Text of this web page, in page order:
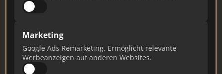
Marketing
Google Ads Remarketing. Ermöglicht relevante
Werbeanzeigen auf anderen Websites.
Ist das Ihr Unternehmen?
Daten und erhalten Sie monatliche Ranking-
Updates.
Profil beanspruchen